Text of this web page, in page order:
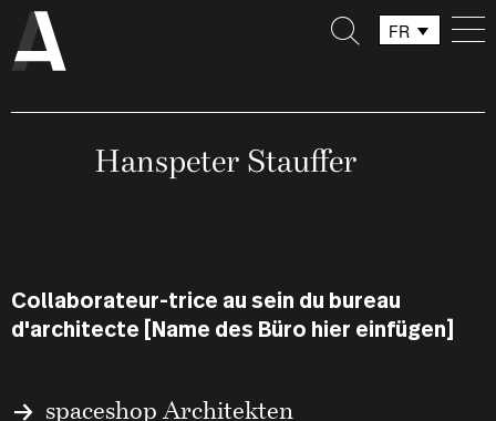
FR
Hanspeter Stauffer
Collaborateur-trice au sein du bureau
d'architecte [Name des Büro hier einfügen]
spaceshop Architekten